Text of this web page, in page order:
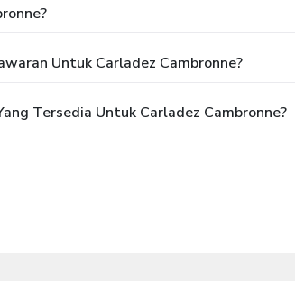
Untuk Carladez Cambronne?
Tersedia Untuk Carladez Cambronne?